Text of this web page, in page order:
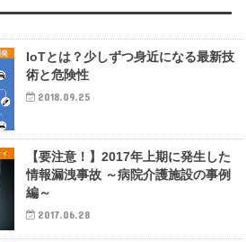
発
IoTとは？少しずつ身近になる最新技
術と危険性
2018.09.25
【要注意！】2017年上期に発生した
情報漏洩事故 ～病院介護施設の事例
編～
2017.06.28